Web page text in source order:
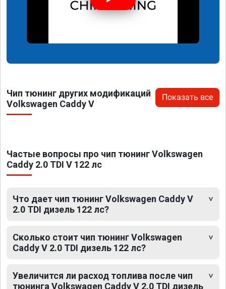
Чип тюнинг других модификаций
Volkswagen Caddy V
Показать все
Частые вопросы про чип тюнинг Volkswagen
Caddy 2.0 TDI V 122 лс
Что дает чип тюнинг Volkswagen Caddy V
2.0 TDI дизель 122 лс?
Сколько стоит чип тюнинг Volkswagen
Caddy V 2.0 TDI дизель 122 лс?
Увеличится ли расход топлива после чип
тюнинга Volkswagen Caddy V 2.0 TDI дизель